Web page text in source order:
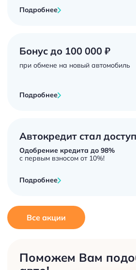
Подробнее
Бонус до 100 000 ₽
при обмене на новый автомобиль
Подробнее
Автокредит стал
Одобрение кредита до 98%
с первым взносом от 10%!
Подробнее
Все акции
Поможем Вам